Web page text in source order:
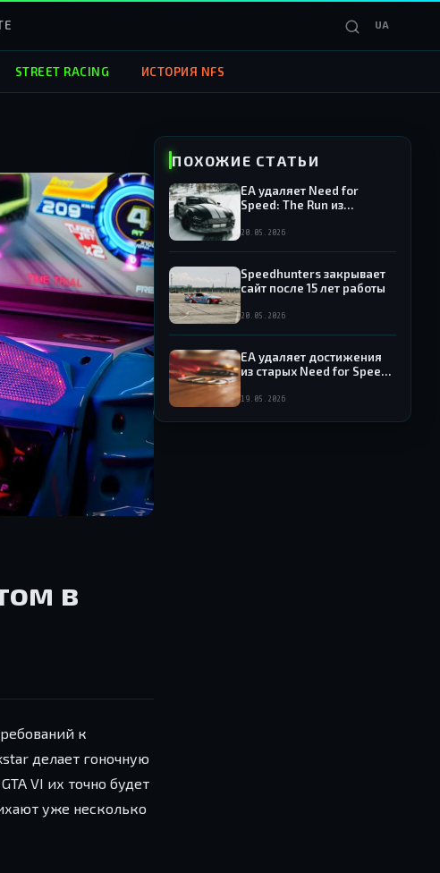
UA
STREET RACING ИСТОРИЯ NFS
в
к
делает гоночную
VI их точно будет
уже несколько
ПОХОЖИЕ СТАТЬИ
EA удаляет Need for
Speed: The Run из
из Origin и EA App
20.05.2026
Speedhunters закрывает
сайт после 15 лет работы
20.05.2026
EA удаляет достижения
из старых Need for Speed:
раздачу
19.05.2026